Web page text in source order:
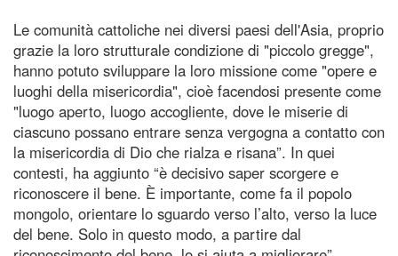
Le comunità cattoliche nei diversi paesi dell'Asia, proprio
grazie la loro strutturale condizione di "piccolo gregge",
hanno potuto sviluppare la loro missione come "opere e
luoghi della misericordia", cioè facendosi presente come
"luogo aperto, luogo accogliente, dove le miserie di
ciascuno possano entrare senza vergogna a contatto con
la misericordia di Dio che rialza e risana”. In quei
contesti, ha aggiunto “è decisivo saper scorgere e
riconoscere il bene. È importante, come fa il popolo
mongolo, orientare lo sguardo verso l’alto, verso la luce
del bene. Solo in questo modo, a partire dal